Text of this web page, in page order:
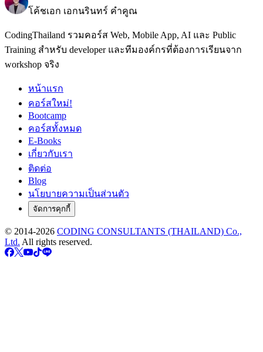
โค้ชเอก เอกนรินทร์ คำคูณ
CodingThailand รวมคอร์ส Web, Mobile App, AI และ Public
Training สำหรับ developer และทีมองค์กรที่ต้องการเรียนจาก
workshop จริง
หน้าแรก
คอร์สใหม่!
Bootcamp
คอร์สทั้งหมด
E-Books
เกี่ยวกับเรา
ติดต่อ
Blog
นโยบายความเป็นส่วนตัว
จัดการคุกกี้
© 2014-2026 CODING CONSULTANTS (THAILAND) Co.,
Ltd. All rights reserved.